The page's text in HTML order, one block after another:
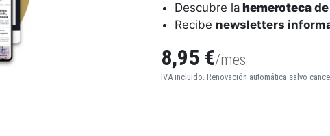
Descubre la hemeroteca
Recibe newsletters
8,95 €/mes
IVA incluido. Renovación automática salvo